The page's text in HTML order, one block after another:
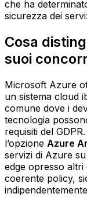
che ha
sicurezza dei
Cosa
suoi
Microsoft Azure
un sistema cloud
comune dove i
tecnologia
requisiti del
l’opzione Azure
servizi di Azure
edge opresso
coerente policy,